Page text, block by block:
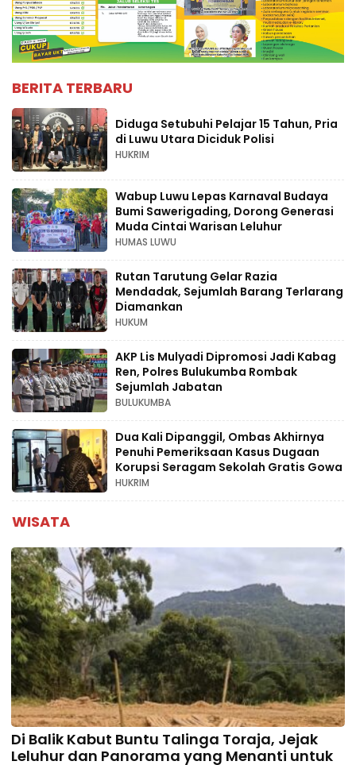
BERITA TERBARU
Diduga Setubuhi Pelajar 15 Tahun, Pria
di Luwu Utara Diciduk Polisi
HUKRIM
Wabup Luwu Lepas Karnaval Budaya
Bumi Sawerigading, Dorong Generasi
Muda Cintai Warisan Leluhur
HUMAS LUWU
Rutan Tarutung Gelar Razia
Mendadak, Sejumlah Barang Terlarang
Diamankan
HUKUM
AKP Lis Mulyadi Dipromosi Jadi Kabag
Ren, Polres Bulukumba Rombak
Sejumlah Jabatan
BULUKUMBA
Dua Kali Dipanggil, Ombas Akhirnya
Penuhi Pemeriksaan Kasus Dugaan
Korupsi Seragam Sekolah Gratis Gowa
HUKRIM
WISATA
Di Balik Kabut Buntu Talinga Toraja, Jejak
Leluhur dan Panorama yang Menanti untuk